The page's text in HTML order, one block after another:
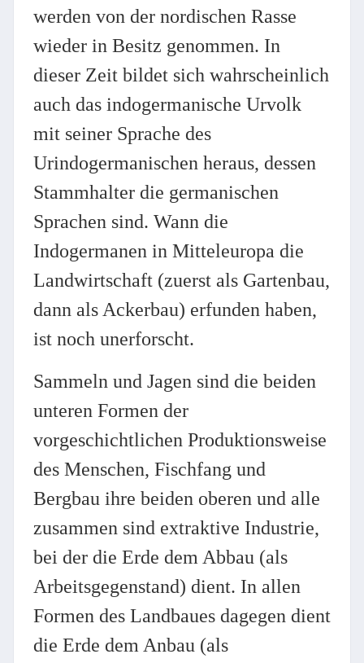
werden von der nordischen Rasse
wieder in Besitz genommen. In
dieser Zeit bildet sich wahrscheinlich
auch das indogermanische Urvolk
mit seiner Sprache des
Urindogermanischen heraus, dessen
Stammhalter die germanischen
Sprachen sind. Wann die
Indogermanen in Mitteleuropa die
Landwirtschaft (zuerst als Gartenbau,
dann als Ackerbau) erfunden haben,
ist noch unerforscht.
Sammeln und Jagen sind die beiden
unteren Formen der
vorgeschichtlichen Produktionsweise
des Menschen, Fischfang und
Bergbau ihre beiden oberen und alle
zusammen sind extraktive Industrie,
bei der die Erde dem Abbau (als
Arbeitsgegenstand) dient. In allen
Formen des Landbaues dagegen dient
die Erde dem Anbau (als